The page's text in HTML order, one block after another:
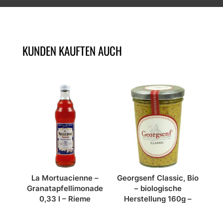
KUNDEN KAUFTEN AUCH
La Mortuacienne –
Granatapfellimonade
0,33 l – Rieme
Georgsenf Classic, Bio
– biologische
Herstellung 160g –